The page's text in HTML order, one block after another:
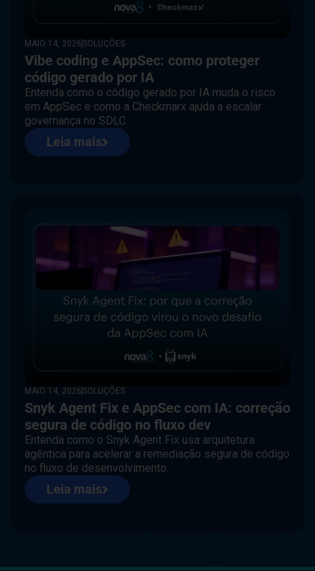
MAIO 14, 2026 SOLUÇÕES
Vibe coding e AppSec: como proteger
código gerado por IA
Entenda como o código gerado por IA muda o risco
em AppSec e como a Checkmarx ajuda a escalar
governança no SDLC.
Leia mais
MAIO 14, 2026 SOLUÇÕES
Snyk Agent Fix e AppSec com IA: correção
segura de código no fluxo dev
Entenda como o Snyk Agent Fix usa arquitetura
agêntica para acelerar a remediação segura de código
no fluxo de desenvolvimento.
Leia mais